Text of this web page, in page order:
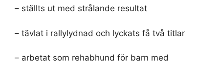
– ställts ut med strålande resultat
– tävlat i rallylydnad och lyckats få två titlar
– arbetat som rehabhund för barn med